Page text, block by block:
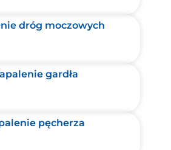
dróg moczowych
gardła
pęcherza